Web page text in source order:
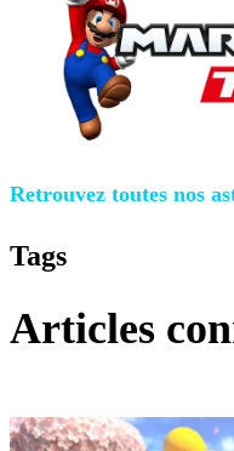
Retrouvez toutes nos
Tags
Articles